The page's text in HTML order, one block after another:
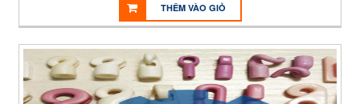
THÊM VÀO GIỎ